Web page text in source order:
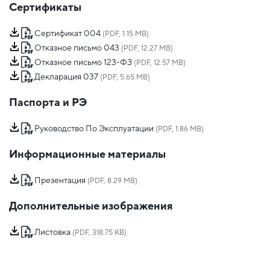
Сертификаты
Сертификат 004 (PDF, 1.15 MB)
Отказное письмо 043 (PDF, 12.27 MB)
Отказное письмо 123-ФЗ (PDF, 12.57 MB)
Декларация 037 (PDF, 5.65 MB)
Паспорта и РЭ
Руководство По Эксплуатации (PDF, 1.86 MB)
Информационные материалы
Презентация (PDF, 8.29 MB)
Дополнительные изображения
Листовка (PDF, 318.75 KB)